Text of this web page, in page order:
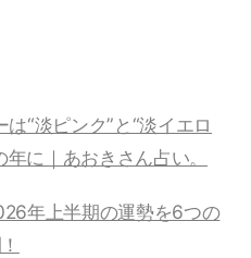
“淡ピンク”と“淡イエロ
に｜あおきさん占い。
年上半期の運勢を6つの